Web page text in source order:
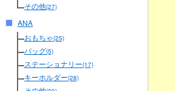
その他(27)
ANA
おもちゃ(25)
バッグ(5)
ステーショナリー(17)
キーホルダー(28)